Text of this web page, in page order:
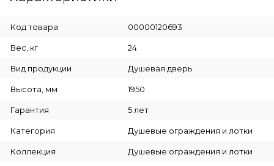
Код товара 00000120693
Вес, кг 24
Вид продукции Душевая дверь
Высота, мм 1950
Гарантия 5 лет
Категория Душевые ограждения и лотки
Коллекция Душевые ограждения и лотки